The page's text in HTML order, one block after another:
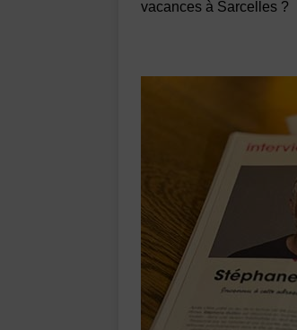
vacances à Sarcelles ?